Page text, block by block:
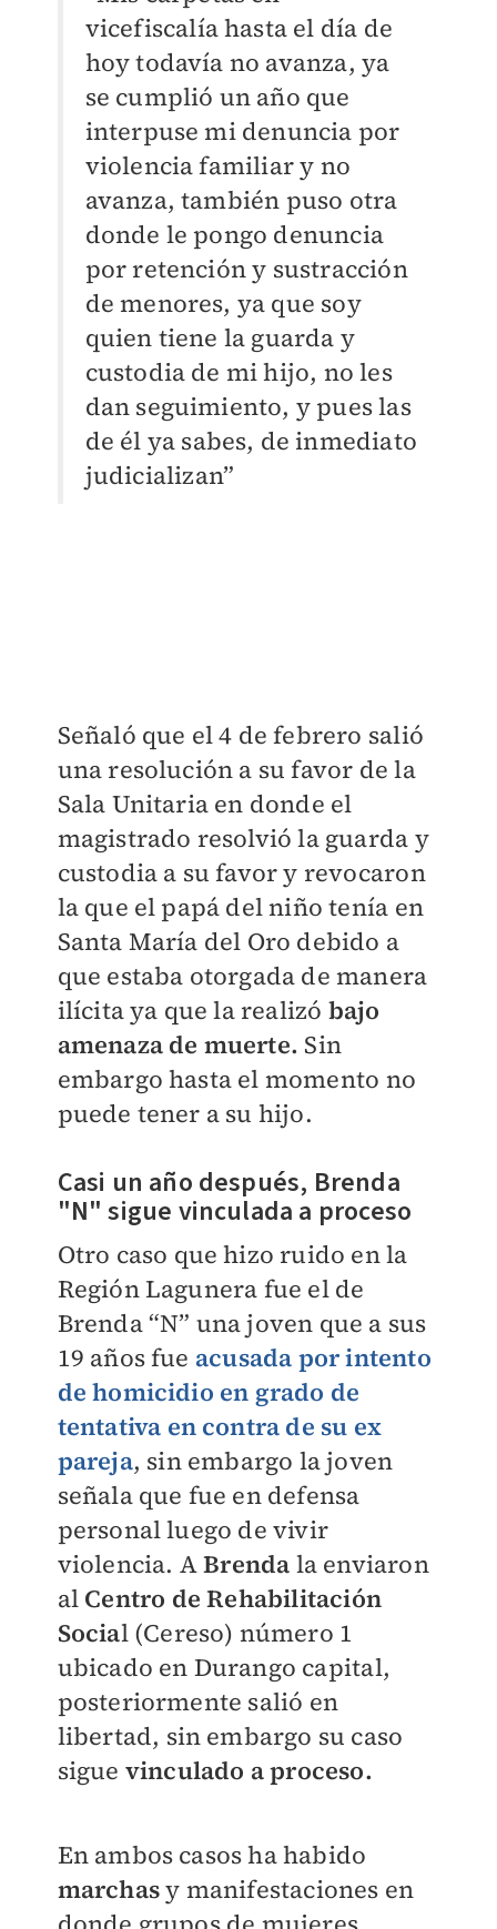
vicefiscalía hasta el día de
hoy todavía no avanza, ya
se cumplió un año que
interpuse mi denuncia por
violencia familiar y no
avanza, también puso otra
donde le pongo denuncia
por retención y sustracción
de menores, ya que soy
quien tiene la guarda y
custodia de mi hijo, no les
dan seguimiento, y pues las
de él ya sabes, de inmediato
judicializan”
Señaló que el 4 de febrero salió
una resolución a su favor de la
Sala Unitaria en donde el
magistrado resolvió la guarda y
custodia a su favor y revocaron
la que el papá del niño tenía en
Santa María del Oro debido a
que estaba otorgada de manera
ilícita ya que la realizó bajo
amenaza de muerte. Sin
embargo hasta el momento no
puede tener a su hijo.
Casi un año después, Brenda
"N" sigue vinculada a proceso
Otro caso que hizo ruido en la
Región Lagunera fue el de
Brenda “N” una joven que a sus
19 años fue acusada por intento
de homicidio en grado de
tentativa en contra de su ex
pareja, sin embargo la joven
señala que fue en defensa
personal luego de vivir
violencia. ABrenda la enviaron
al Centro de Rehabilitación
Social (Cereso) número 1
ubicado en Durango capital,
posteriormente salió en
libertad, sin embargo su caso
sigue vinculado a proceso.
En ambos casos ha habido
marchasy manifestaciones en